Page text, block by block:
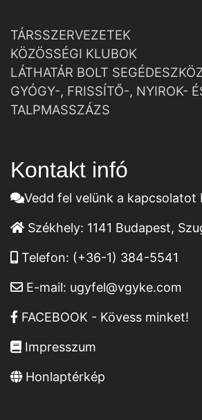
TÁRSSZERVEZETEK
KÖZÖSSÉGI KLUBOK
LÁTHATÁR BOLT
GYÓGY-, FRISSÍTŐ-, NYIROK-
TALPMASSZÁZS
Kontakt infó
Vedd fel velünk a kapcsolatot
Székhely: 1141 Budapest,
Telefon: (+36-1) 384-5541
E-mail: ugyfel@vgyke.com
FACEBOOK - Kövess minket!
Impresszum
Honlaptérkép